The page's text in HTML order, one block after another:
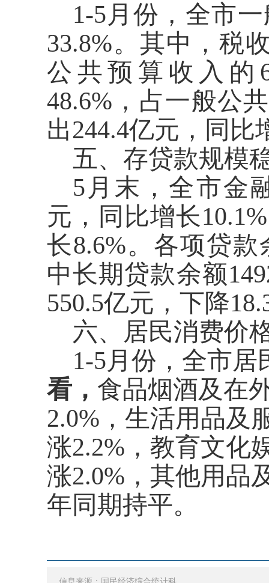
1-5月份 ，全市
33.8%。 其中，税
公共预算收入的
48.6% ， 占一般公
出244.4亿元，同比
五、存贷款规模
5 月末， 全市金
元，同比增长10.1%
长8.6%。 各项贷款
中长期贷款余额
550.5亿元， 下降
六、居民消费价
1-5月份 ，全市
看， 食品烟酒及在
2.0%，生活用品及
涨2.2%，教育文化
涨2.0%，其他用品
年同期持平。